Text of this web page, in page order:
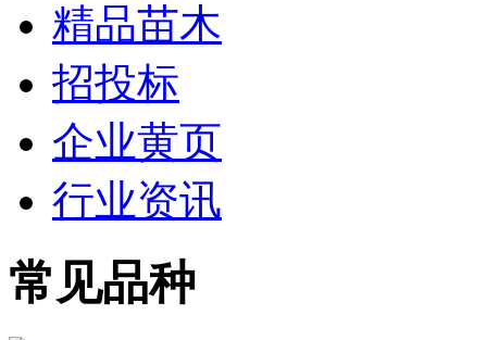
精品苗木
招投标
企业黄页
行业资讯
常见品种